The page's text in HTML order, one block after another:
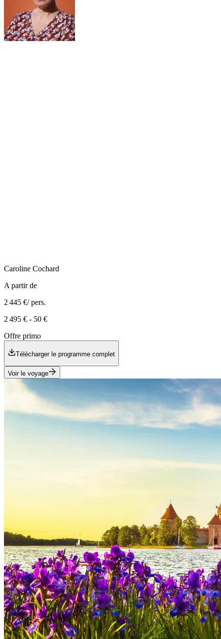
Caroline Cochard
A partir de
2 445 €/ pers.
2 495 € - 50 €
Offre primo
Télécharger le programme complet
Voir le voyage